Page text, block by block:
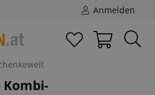
Anmelden
Kombi-